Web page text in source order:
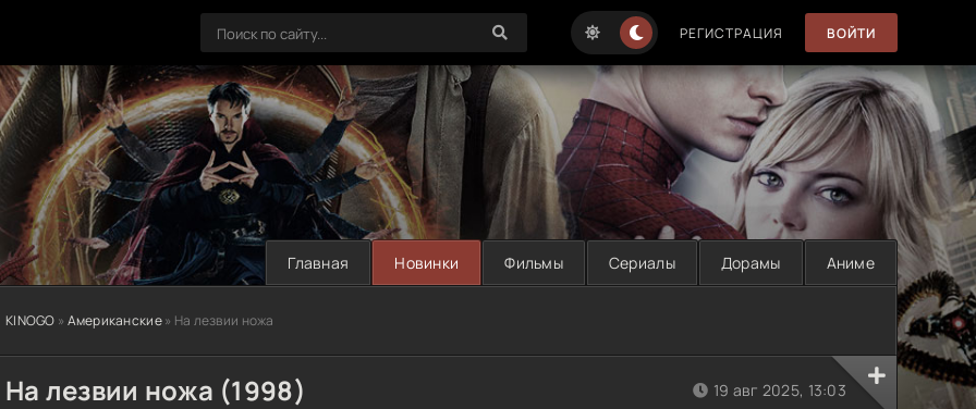
РЕГИСТРАЦИЯ ВОЙТИ
Главная Новинки Фильмы Сериалы Дорамы Аниме
KINOGO » Американские» На лезвии ножа
На лезвии ножа (1998) 19 авг 2025, 13:03